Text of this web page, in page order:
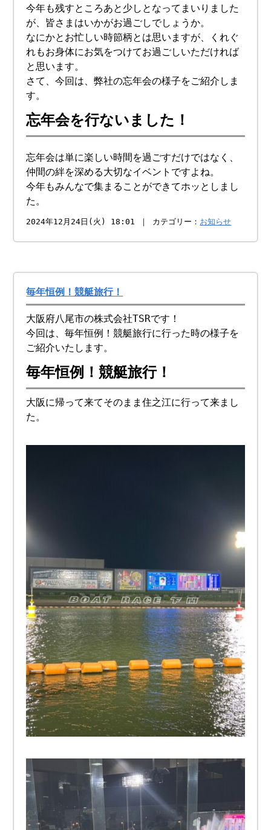
今年も残すところあと少しとなってまいりました
が、皆さまはいかがお過ごしでしょうか。
なにかとお忙しい時節柄とは思いますが、くれぐ
れもお身体にお気をつけてお過ごしいただければ
と思います。
さて、今回は、弊社の忘年会の様子をご紹介しま
す。
忘年会を行ないました！
忘年会は単に楽しい時間を過ごすだけではなく、
仲間の絆を深める大切なイベントですよね。
今年もみんなで集まることができてホッとしまし
た。
2024年12月24日(火) 18:01 ｜ カテゴリー： お知らせ
毎年恒例！競艇旅行！
大阪府八尾市の株式会社TSRです！
今回は、毎年恒例！競艇旅行に行った時の様子を
ご紹介いたします。
毎年恒例！競艇旅行！
大阪に帰って来てそのまま住之江に行って来まし
た。